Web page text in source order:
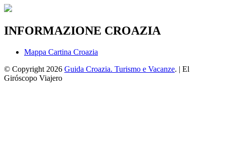
INFORMAZIONE CROAZIA
Mappa Cartina Croazia
© Copyright 2026 Guida Croazia. Turismo e Vacanze. | El
Giróscopo Viajero